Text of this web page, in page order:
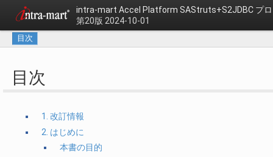
intra-mart Accel Platform SAStruts+S2JDBC プ
第20版 2024-10-01
目次
目次
1. 改訂情報
2. はじめに
本書の目的